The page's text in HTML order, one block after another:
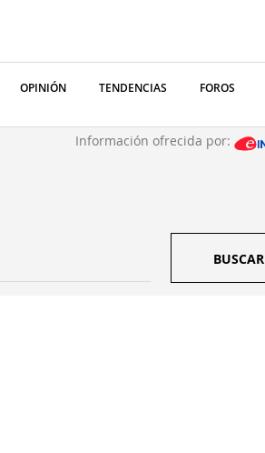
OPINIÓN TENDENCIAS FOROS
Información ofrecida por:
BUSCAR